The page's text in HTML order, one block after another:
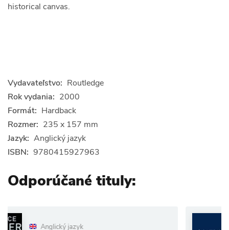
historical canvas.
Vydavateľstvo: Routledge
Rok vydania: 2000
Formát: Hardback
Rozmer: 235 x 157 mm
Jazyk: Anglický jazyk
ISBN: 9780415927963
Odporúčané tituly: